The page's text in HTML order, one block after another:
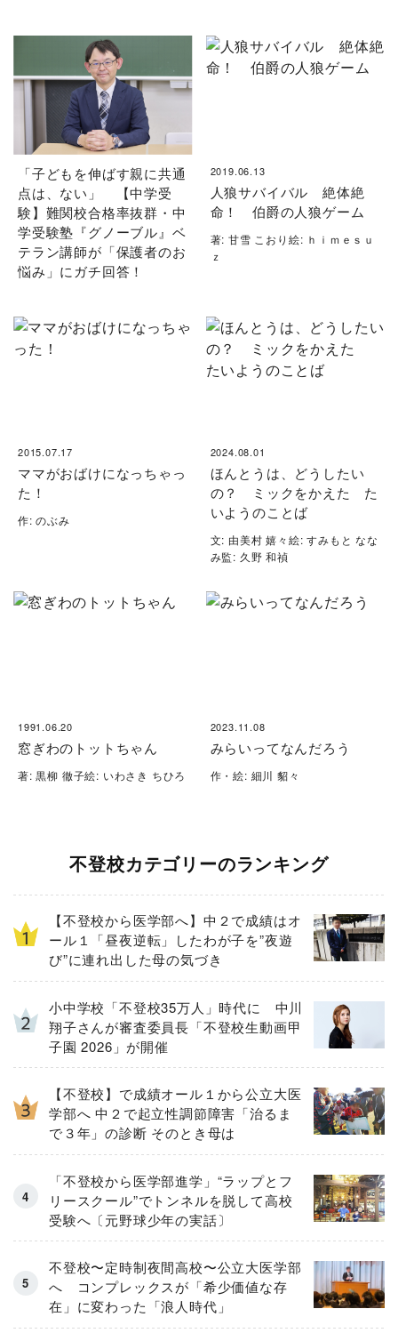
「子どもを伸ばす親に共通
点は、ない」 【中学受
験】難関校合格率抜群・中
学受験塾『グノーブル』ベ
テラン講師が「保護者のお
悩み」にガチ回答！
2019.06.13
人狼サバイバル 絶体絶
命！ 伯爵の人狼ゲーム
著: 甘雪 こおり絵: ｈｉｍｅｓｕ
ｚ
2015.07.17
ママがおばけになっちゃっ
た！
作: のぶみ
2024.08.01
ほんとうは、どうしたい
の？ ミックをかえた た
いようのことば
文: 由美村 嬉々絵: すみもと なな
み監: 久野 和禎
1991.06.20
窓ぎわのトットちゃん
著: 黒柳 徹子絵: いわさき ちひろ
2023.11.08
みらいってなんだろう
作・絵: 細川 貂々
不登校カテゴリーのランキング
【不登校から医学部へ】中２で成績はオ
ール１「昼夜逆転」したわが子を”夜遊
び”に連れ出した母の気づき
小中学校「不登校35万人」時代に 中川
翔子さんが審査委員長「不登校生動画甲
子園 2026」が開催
【不登校】で成績オール１から公立大医
学部へ 中２で起立性調節障害「治るま
で３年」の診断 そのとき母は
「不登校から医学部進学」“ラップとフ
リースクール”でトンネルを脱して高校
受験へ〔元野球少年の実話〕
不登校〜定時制夜間高校〜公立大医学部
へ コンプレックスが「希少価値な存
在」に変わった「浪人時代」